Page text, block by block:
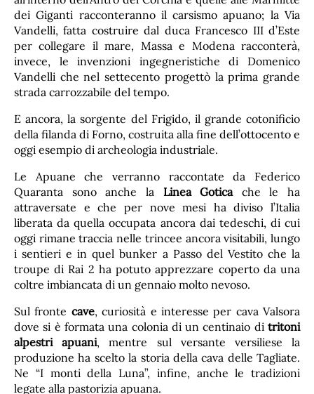
dei Giganti racconteranno il carsismo apuano; la Via
Vandelli, fatta costruire dal duca Francesco III d’Este
per collegare il mare, Massa e Modena racconterà,
invece, le invenzioni ingegneristiche di Domenico
Vandelli che nel settecento progettò la prima grande
strada carrozzabile del tempo.
E ancora, la sorgente del Frigido, il grande cotonificio
della filanda di Forno, costruita alla fine dell’ottocento e
oggi esempio di archeologia industriale.
Le Apuane che verranno raccontate da Federico
Quaranta sono anche la Linea Goticache le ha
attraversate e che per nove mesi ha diviso l’Italia
liberata da quella occupata ancora dai tedeschi, di cui
oggi rimane traccia nelle trincee ancora visitabili, lungo
i sentieri e in quel bunker a Passo del Vestito che la
troupe di Rai 2 ha potuto apprezzare coperto da una
coltre imbiancata di un gennaio molto nevoso.
Sul fronte cave, curiosità e interesse per cava Valsora
dove si è formata una colonia di un centinaio di tritoni
alpestri apuani, mentre sul versante versiliese la
produzione ha scelto la storia della cava delle Tagliate.
Ne “I monti della Luna”, infine, anche le tradizioni
legate alla pastorizia apuana.